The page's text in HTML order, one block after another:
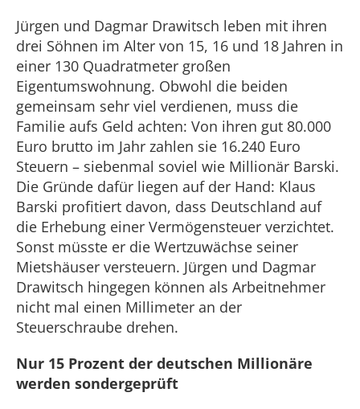
Jürgen und Dagmar Drawitsch leben mit ihren
drei Söhnen im Alter von 15, 16 und 18 Jahren in
einer 130 Quadratmeter großen
Eigentumswohnung. Obwohl die beiden
gemeinsam sehr viel verdienen, muss die
Familie aufs Geld achten: Von ihren gut 80.000
Euro brutto im Jahr zahlen sie 16.240 Euro
Steuern – siebenmal soviel wie Millionär Barski.
Die Gründe dafür liegen auf der Hand: Klaus
Barski profitiert davon, dass Deutschland auf
die Erhebung einer Vermögensteuer verzichtet.
Sonst müsste er die Wertzuwächse seiner
Mietshäuser versteuern. Jürgen und Dagmar
Drawitsch hingegen können als Arbeitnehmer
nicht mal einen Millimeter an der
Steuerschraube drehen.
Nur 15 Prozent der deutschen Millionäre
werden sondergeprüft